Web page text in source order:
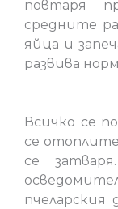
повтаря
средните
яйца и
развива
Всичко се
се
се
пчеларския